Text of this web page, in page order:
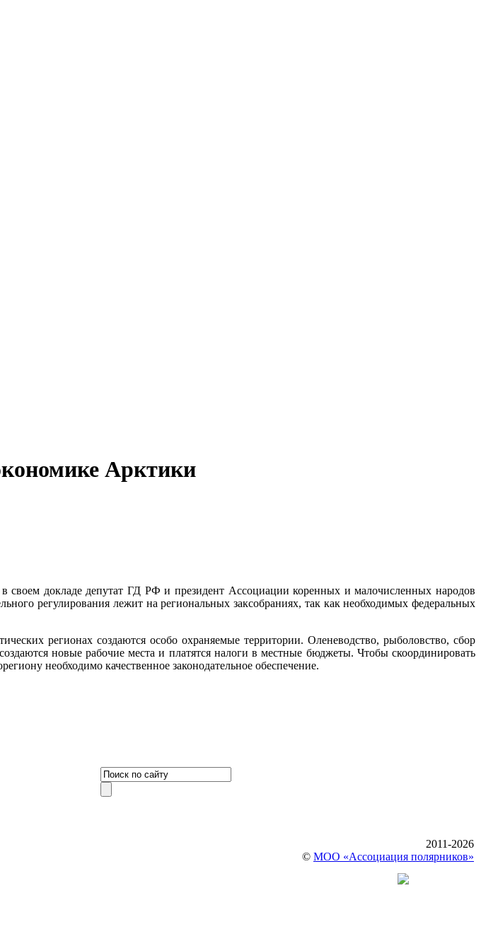
Арктики
своем докладе депутат ГД РФ и президент Ассоциации коренных и малочисленных народов
регулирования лежит на региональных заксобраниях, так как необходимых федеральных
регионах создаются особо охраняемые территории. Оленеводство, рыболовство, сбор
новые рабочие места и платятся налоги в местные бюджеты. Чтобы скоординировать
необходимо качественное законодательное обеспечение.
2011-2026
© МОО «Ассоциация полярников»